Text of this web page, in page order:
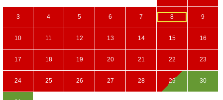
3 4 5 6 7 8 9
10 11 12 13 14 15 16
17 18 19 20 21 22 23
24 25 26 27 28 29 30